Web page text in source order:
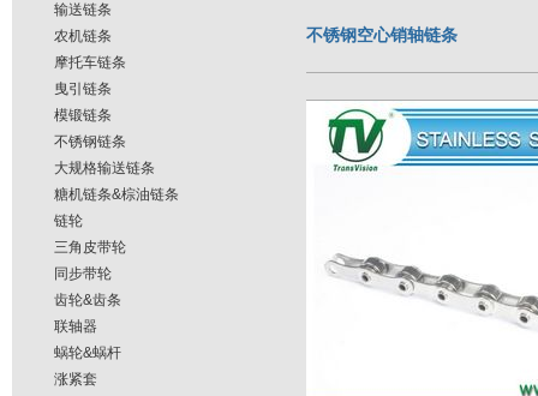
输送链条
农机链条
摩托车链条
曳引链条
模锻链条
不锈钢链条
大规格输送链条
糖机链条&棕油链条
链轮
三角皮带轮
同步带轮
齿轮&齿条
联轴器
蜗轮&蜗杆
涨紧套
不锈钢空心销轴链条